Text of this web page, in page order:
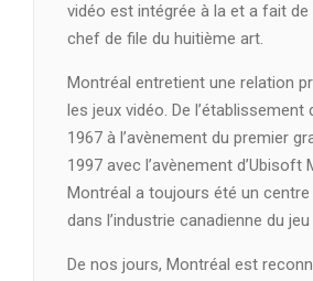
vidéo est intégrée à la et a fait
chef de file du huitième art.
Montréal entretient une relation
les jeux vidéo. De l’établissement
1967 à l’avènement du premier
1997 avec l’avènement d’Ubisoft
Montréal a toujours été un centre
dans l’industrie canadienne du jeu
De nos jours, Montréal est